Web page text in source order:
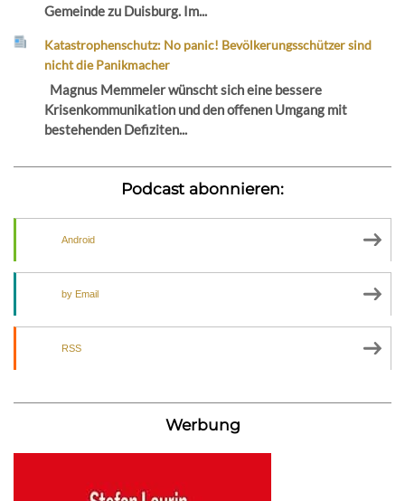
Gemeinde zu Duisburg. Im...
Katastrophenschutz: No panic! Bevölkerungsschützer sind
nicht die Panikmacher
Magnus Memmeler wünscht sich eine bessere
Krisenkommunikation und den offenen Umgang mit
bestehenden Defiziten...
Podcast abonnieren:
Android
by Email
RSS
Werbung